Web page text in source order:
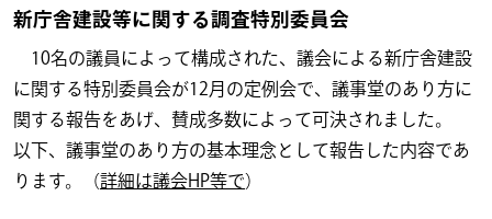
新庁舎建設等に関する調査特別委員会
10名の議員によって構成された、議会による新庁舎建設
に関する特別委員会が12月の定例会で、議事堂のあり方に
関する報告をあげ、賛成多数によって可決されました。
以下、議事堂のあり方の基本理念として報告した内容であ
ります。（詳細は議会HP等で）